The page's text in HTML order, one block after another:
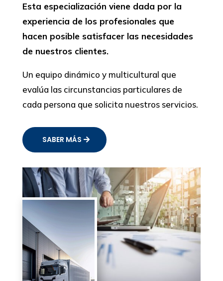
Esta especialización viene dada por la
experiencia de los profesionales que
hacen posible satisfacer las necesidades
de nuestros clientes.
Un equipo dinámico y multicultural que
evalúa las circunstancias particulares de
cada persona que solicita nuestros servicios.
SABER MÁS